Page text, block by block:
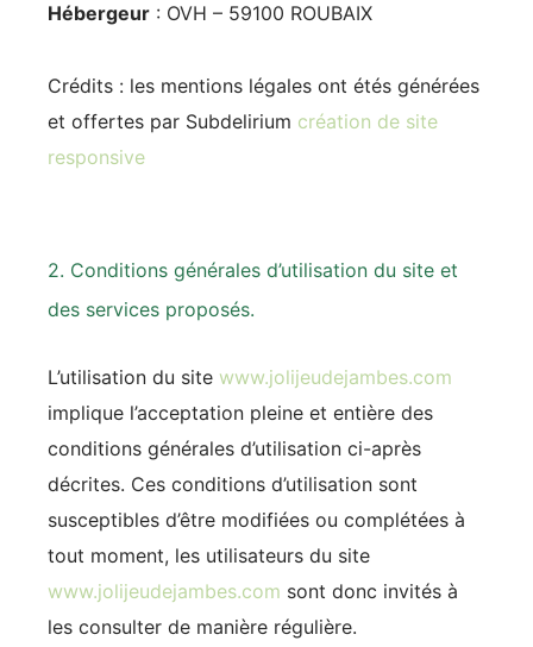
Hébergeur : OVH – 59100 ROUBAIX
Crédits : les mentions légales ont étés générées
et offertes par Subdelirium création de site
responsive
2. Conditions générales d’utilisation du site et
des services proposés.
L’utilisation du site www.jolijeudejambes.com
implique l’acceptation pleine et entière des
conditions générales d’utilisation ci-après
décrites. Ces conditions d’utilisation sont
susceptibles d’être modifiées ou complétées à
tout moment, les utilisateurs du site
www.jolijeudejambes.com sont donc invités à
les consulter de manière régulière.